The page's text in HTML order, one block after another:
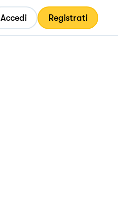
Accedi Registrati